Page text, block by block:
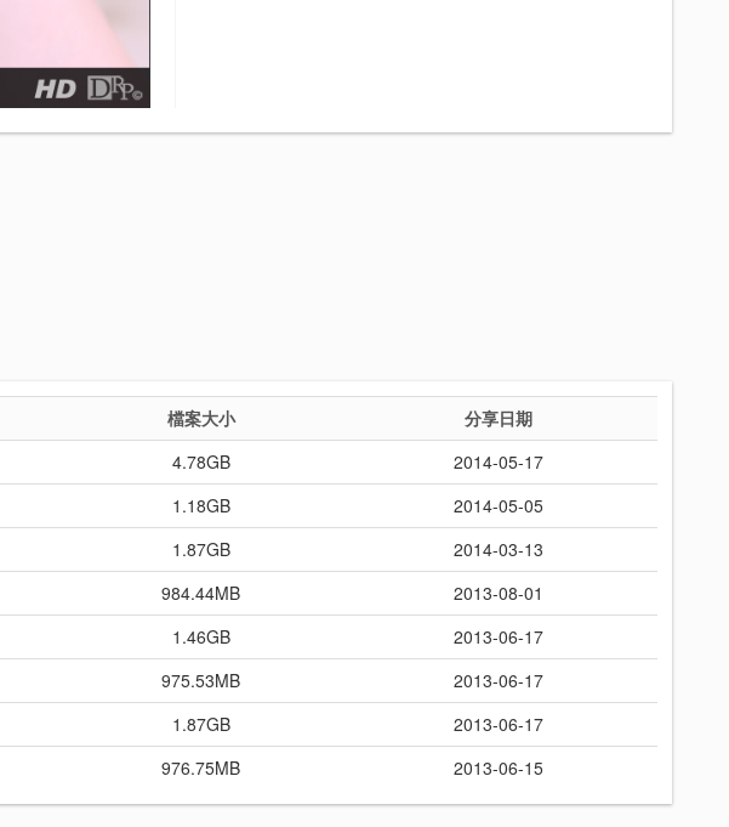
檔案大小
分享日期
4.78GB
2014-05-17
1.18GB
2014-05-05
1.87GB
2014-03-13
984.44MB
2013-08-01
1.46GB
2013-06-17
975.53MB
2013-06-17
1.87GB
2013-06-17
976.75MB 2013-06-15